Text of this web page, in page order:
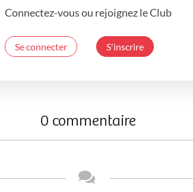
Connectez-vous ou rejoignez le Club
Se connecter S'inscrire
0 commentaire